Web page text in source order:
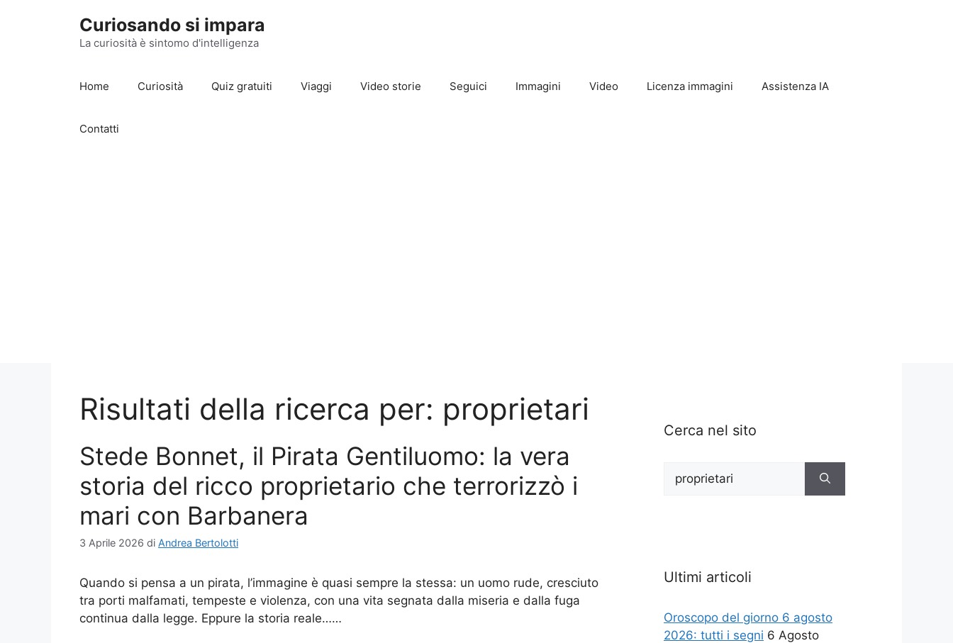
Curiosando si impara
La curiosità è sintomo d'intelligenza
Home Curiosità Quiz gratuiti Viaggi Video storie Seguici Immagini Video Licenza immagini Assistenza IA
Contatti
Risultati della ricerca per: proprietari
Stede Bonnet, il Pirata Gentiluomo: la vera
storia del ricco proprietario che terrorizzò i
mari con Barbanera
3 Aprile 2026 di Andrea Bertolotti
Quando si pensa a un pirata, l’immagine è quasi sempre la stessa: un uomo rude, cresciuto
tra porti malfamati, tempeste e violenza, con una vita segnata dalla miseria e dalla fuga
continua dalla legge. Eppure la storia reale……
Cerca nel sito
per:
Ultimi articoli
Oroscopo del giorno 6 agosto
2026: tutti i segni 6 Agosto